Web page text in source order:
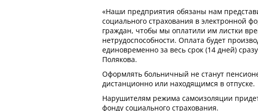
«Наши предприятия обязаны нам
социального страхования в электронной
граждан, чтобы мы оплатили им листки
нетрудоспособности. Оплата будет
единовременно за весь срок (14 дней)
Полякова.
Оформлять больничный не станут
дистанционно или находящимся в отпуске.
Нарушителям режима самоизоляции
фонду социального страхования.